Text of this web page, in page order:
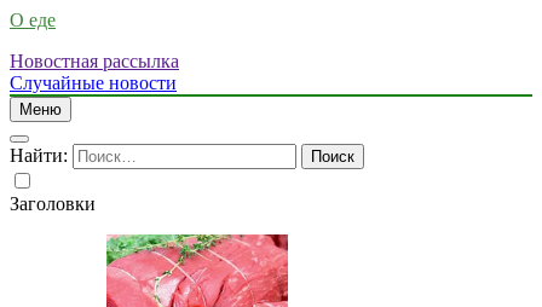
О еде
Новостная рассылка
Случайные новости
Меню
Найти:
Заголовки